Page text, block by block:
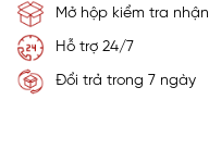
Mở hộp kiểm tra
Hỗ trợ 24/7
Đổi trả trong 7 ngày